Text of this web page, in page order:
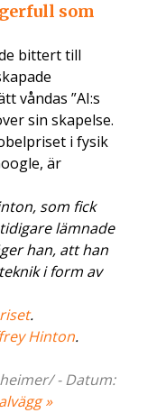
som
bittert till
våndas ”AI:s
sin skapelse.
i fysik
är
som fick
lämnade
han, att han
i form av
.
Hinton.
- Datum:
»